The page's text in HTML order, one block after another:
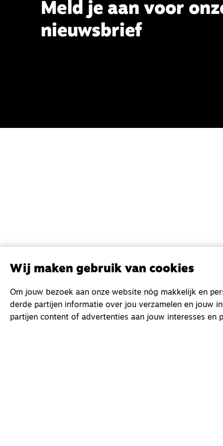
Meld je aan voor
nieuwsbrief
Wij maken gebruik van cookies
Om jouw bezoek aan onze website nóg makkelijk en
derde partijen informatie over jou verzamelen en jouw
partijen content of advertenties aan jouw interesses en